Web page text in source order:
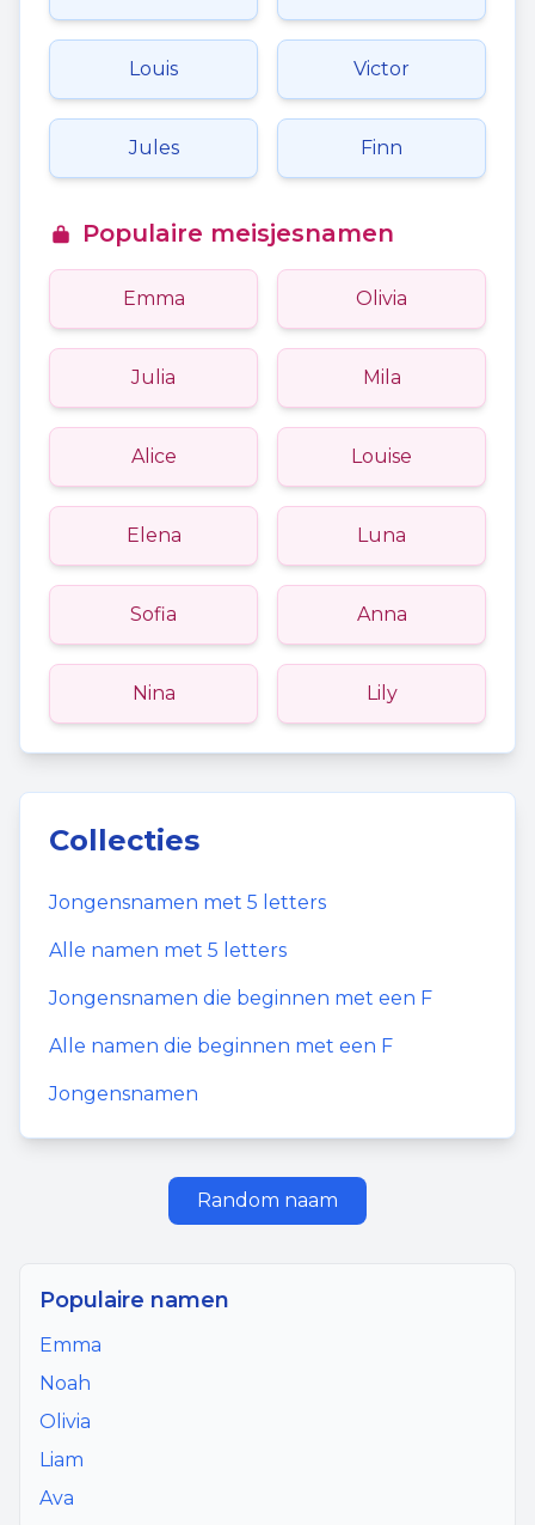
Louis Victor
Jules Finn
Populaire meisjesnamen
Emma Olivia
Julia Mila
Alice Louise
Elena Luna
Sofia Anna
Nina Lily
Collecties
Jongensnamen met 5 letters
Alle namen met 5 letters
Jongensnamen die beginnen met een F
Alle namen die beginnen met een F
Jongensnamen
Random naam
Populaire namen
Emma
Noah
Olivia
Liam
Ava